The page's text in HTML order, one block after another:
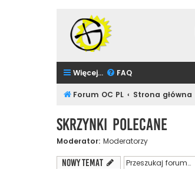
Więcej… FAQ
Forum OC PL Strona główna
Skrzynki polecane
Moderator: Moderatorzy
NOWY TEMAT